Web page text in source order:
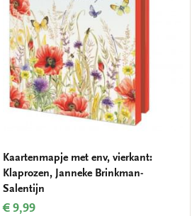
Kaartenmapje met env, vierkant:
Klaprozen, Janneke Brinkman-
Salentijn
€ 9,99